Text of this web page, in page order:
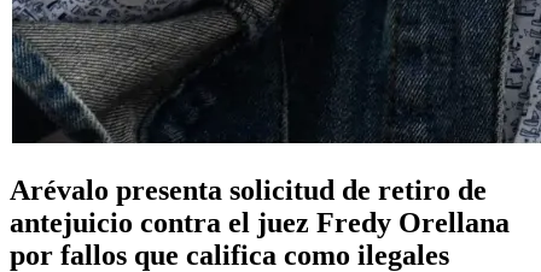
Arévalo presenta solicitud de retiro de
antejuicio contra el juez Fredy Orellana
por fallos que califica como ilegales